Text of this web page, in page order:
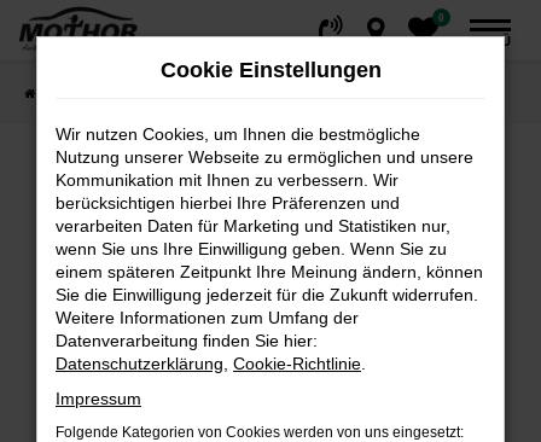
Zum
0
MENÜ
Fehler: Network Error
Beim Laden ist ein Fehler aufgetreten.
Hier sind ein paar Tipps, die dir helfen können:
Überprüfe deine Firewall und deine
Internetverbindung.
Suchmaschine?
Cookie Einstellungen
Wir nutzen Cookies, um Ihnen die bestmögliche
Nutzung unserer Webseite zu ermöglichen und unsere
Kommunikation mit Ihnen zu verbessern. Wir
berücksichtigen hierbei Ihre Präferenzen und
verarbeiten Daten für Marketing und Statistiken nur,
wenn Sie uns Ihre Einwilligung geben. Wenn Sie zu
einem späteren Zeitpunkt Ihre Meinung ändern, können
Sie die Einwilligung jederzeit für die Zukunft widerrufen.
Weitere Informationen zum Umfang der
Datenverarbeitung finden Sie hier:
Datenschutzerklärung Cookie-Richtlinie
Impressum
Folgende Kategorien von Cookies werden von uns eingesetzt: